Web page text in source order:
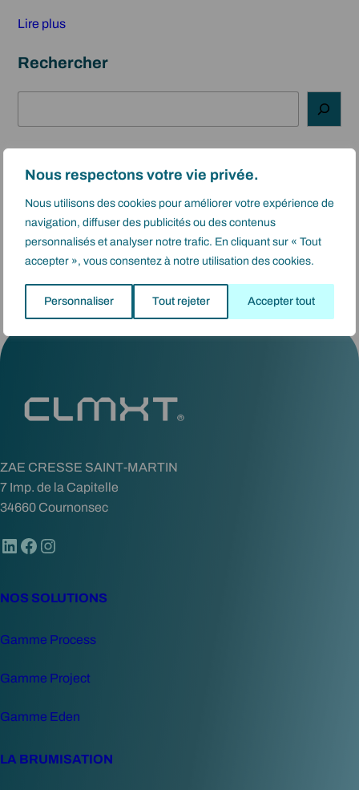
Nous respectons votre vie privée.
Nous utilisons des cookies pour améliorer votre expérience de
navigation, diffuser des publicités ou des contenus
personnalisés et analyser notre trafic. En cliquant sur « Tout
accepter », vous consentez à notre utilisation des cookies.
Personnaliser Tout rejeter Accepter tout
Lire plus
Rechercher
Categories
Actualité(1)
Gamme Process(11)
Gamme project(2)
ZAE CRESSE SAINT-MARTIN
7 Imp. de la Capitelle
34660 Cournonsec
LinkedIn Facebook Instagram
NOS SOLUTIONS
Gamme Process
Gamme Project
Gamme Eden
LA BRUMISATION